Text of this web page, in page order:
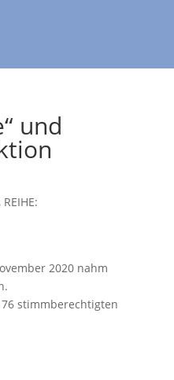
und
REIHE:
2020 nahm
stimmberechtigten